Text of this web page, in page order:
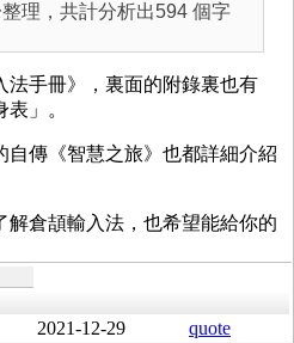
理，共計分析出594 個字
法手冊》，裏面的附錄裏也有
」。
自傳《智慧之旅》也都詳細介紹
倉頡輸入法，也希望能給你的
2021-12-29 quote